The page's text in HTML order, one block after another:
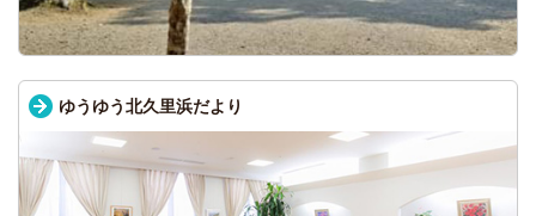
ゆうゆう北久里浜だより